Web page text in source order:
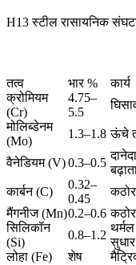
H13 स्टील रासायनिक
तत्व भार %
कार्य
क्रोमियम
(Cr)
4.75–
5.5
मोलिब्डेनम
(Mo)
1.3–1.8 ऊंचे
वैनेडियम (V)0.3–0.5
कार्बन (C)
0.32–
0.45
मैंगनीज (Mn)0.2–0.6
सिलिकॉन
(Si)
0.8–1.2
लोहा (Fe)
शेष